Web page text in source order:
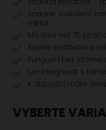
Snadné zaškolení
minut.
Má více než 70
Rychlé zadávání a
Funguje i bez
Lze integrovat s
K dispozici máte
VYBERTE